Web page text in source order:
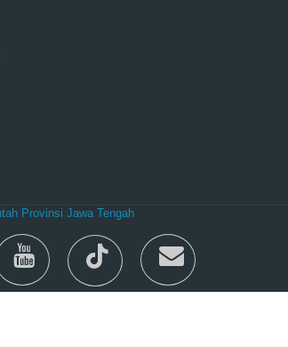
Provinsi Jawa Tengah